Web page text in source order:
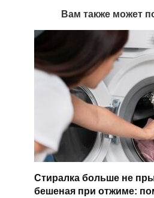
Вам также может
Стиралка больше не
бешеная при отжиме: